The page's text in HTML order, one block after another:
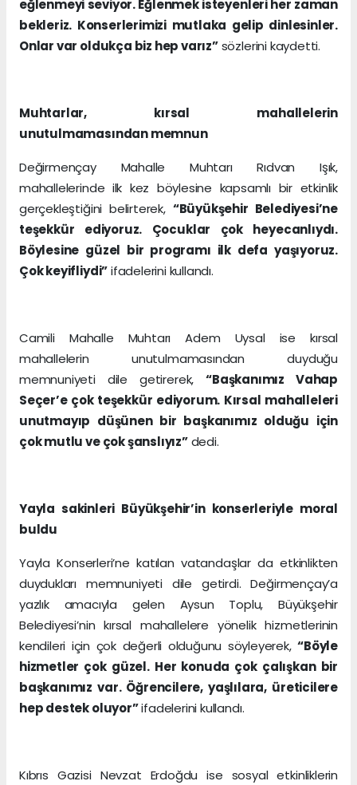
eğlenmeyi seviyor. Eğlenmek isteyenleri her zaman
bekleriz. Konserlerimizi mutlaka gelip dinlesinler.
Onlar var oldukça biz hep varız”sözlerini kaydetti.
Muhtarlar, kırsal mahallelerin
unutulmamasından memnun
Değirmençay Mahalle Muhtarı Rıdvan Işık,
mahallelerinde ilk kez böylesine kapsamlı bir etkinlik
gerçekleştiğini belirterek, “Büyükşehir Belediyesi’ne
teşekkür ediyoruz. Çocuklar çok heyecanlıydı.
Böylesine güzel bir programı ilk defa yaşıyoruz.
Çok keyifliydi”ifadelerini kullandı.
Camili Mahalle Muhtarı Adem Uysal ise kırsal
mahallelerin unutulmamasından duyduğu
memnuniyeti dile getirerek,“Başkanımız Vahap
Seçer’e çok teşekkür ediyorum. Kırsal mahalleleri
unutmayıp düşünen bir başkanımız olduğu için
çok mutlu ve çok şanslıyız”dedi.
Yayla sakinleri Büyükşehir’in konserleriyle moral
buldu
Yayla Konserleri’ne katılan vatandaşlar da etkinlikten
duydukları memnuniyeti dile getirdi. Değirmençay’a
yazlık amacıyla gelen Aysun Toplu, Büyükşehir
Belediyesi’nin kırsal mahallelere yönelik hizmetlerinin
kendileri için çok değerli olduğunu söyleyerek,“Böyle
hizmetler çok güzel. Her konuda çok çalışkan bir
başkanımız var. Öğrencilere, yaşlılara, üreticilere
hep destek oluyor”ifadelerini kullandı.
Kıbrıs Gazisi Nevzat Erdoğdu ise sosyal etkinliklerin